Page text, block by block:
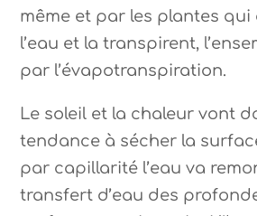
même et par les plantes
l’eau et la transpirent,
par l’évapotranspiration.
Le soleil et la chaleur vont
tendance à sécher la
par capillarité l’eau va
transfert d’eau des